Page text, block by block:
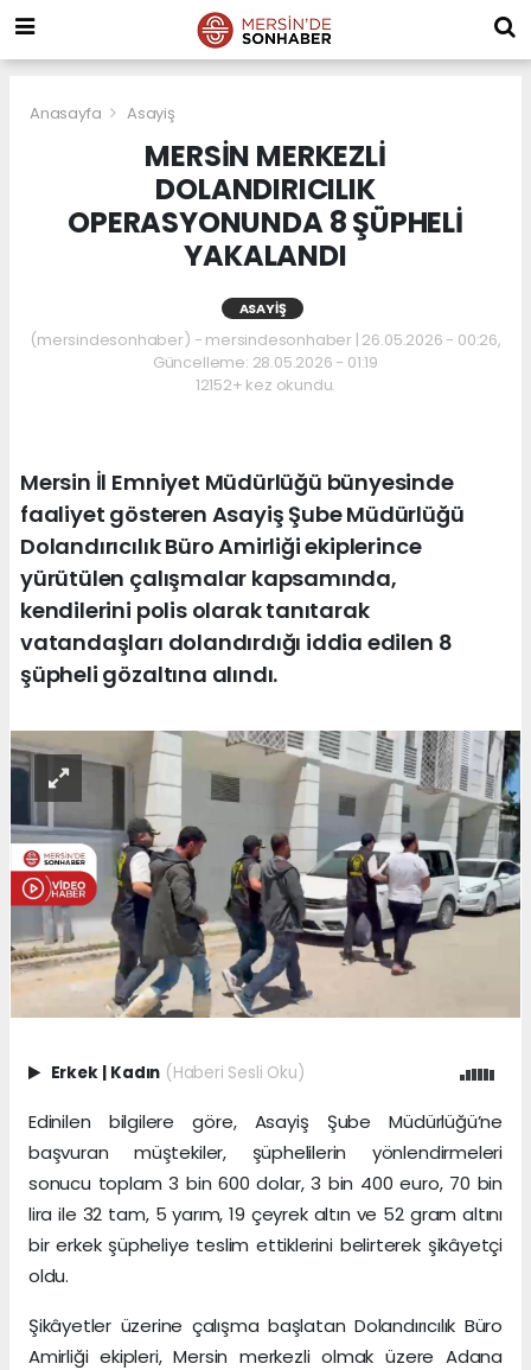
Anasayfa Asayiş
MERSİN MERKEZLİ
DOLANDIRICILIK
OPERASYONUNDA 8 ŞÜPHELİ
YAKALANDI
ASAYIŞ
(mersindesonhaber) - mersindesonhaber | 26.05.2026 - 00:26,
Güncelleme: 28.05.2026 - 01:19
12152+ kez okundu.
Mersin İl Emniyet Müdürlüğü bünyesinde
faaliyet gösteren Asayiş Şube Müdürlüğü
Dolandırıcılık Büro Amirliği ekiplerince
yürütülen çalışmalar kapsamında,
kendilerini polis olarak tanıtarak
vatandaşları dolandırdığı iddia edilen 8
şüpheli gözaltına alındı.
Erkek | Kadın (Haberi Sesli Oku)
Edinilen bilgilere göre, Asayiş Şube Müdürlüğü’ne
başvuran müştekiler, şüphelilerin yönlendirmeleri
sonucu toplam 3 bin 600 dolar, 3 bin 400 euro, 70 bin
lira ile 32 tam, 5 yarım, 19 çeyrek altın ve 52 gram altını
bir erkek şüpheliye teslim ettiklerini belirterek şikâyetçi
oldu.
Şikâyetler üzerine çalışma başlatan Dolandırıcılık Büro
Amirliği ekipleri, Mersin merkezli olmak üzere Adana